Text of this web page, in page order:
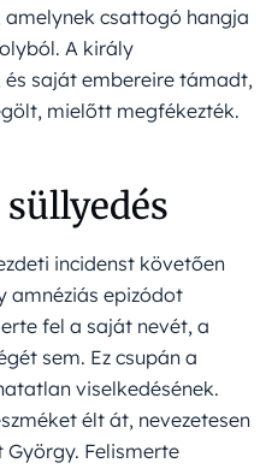
csattogó hangja
A király
saját embereire támadt,
mielőtt megfékezték.
incidenst követően
amnéziás epizódot
fel a saját nevét, a
sem. Ez csupán a
viselkedésének.
élt át, nevezetesen
Felismerte